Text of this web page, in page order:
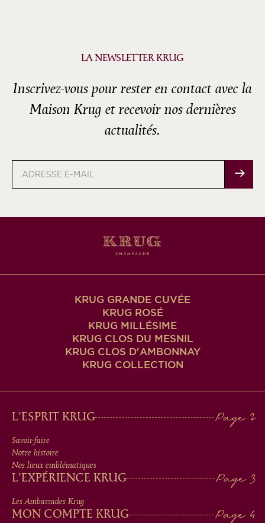
LA NEWSLETTER KRUG
Inscrivez-vous pour rester en contact avec la
Maison Krug et recevoir nos dernières
actualités.
KRUG GRANDE CUVÉE
KRUG ROSÉ
KRUG MILLÉSIME
KRUG CLOS DU MESNIL
KRUG CLOS D'AMBONNAY
KRUG COLLECTION
MAIN
MEN
IN
FOOTER
L'ESPRIT KRUG
Savoir-faire
Notre histoire
Nos lieux emblématiques
L'EXPÉRIENCE KRUG
Les Ambassades Krug
MON COMPTE KRUG